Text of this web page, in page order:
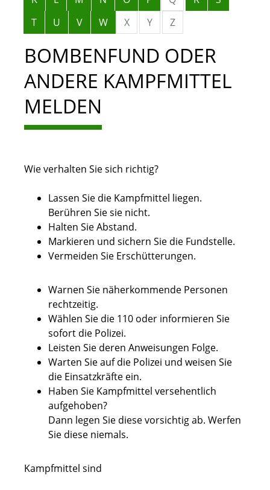
T
U V W X Y Z
BOMBENFUND ODER
ANDERE KAMPFMITTEL
MELDEN
Wie verhalten Sie sich richtig?
Lassen Sie die Kampfmittel liegen.
Berühren Sie sie nicht.
Halten Sie Abstand.
Markieren und sichern Sie die Fundstelle.
Vermeiden Sie Erschütterungen.
Warnen Sie näherkommende Personen
rechtzeitig.
Wählen Sie die 110 oder informieren Sie
sofort die Polizei.
Leisten Sie deren Anweisungen Folge.
Warten Sie auf die Polizei und weisen Sie
die Einsatzkräfte ein.
Haben Sie Kampfmittel versehentlich
aufgehoben?
Dann legen Sie diese vorsichtig ab. Werfen
Sie diese niemals.
Kampfmittel sind